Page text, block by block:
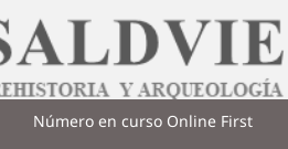
Número en curso Online First